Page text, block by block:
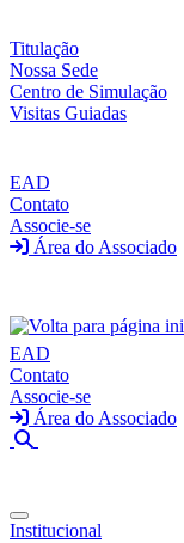
Titulação
Nossa Sede
Centro de Simulação
Visitas Guiadas
EAD
Contato
Associe-se
Área do Associado
EAD
Contato
Associe-se
Área do Associado
Toggle navigation
Institucional